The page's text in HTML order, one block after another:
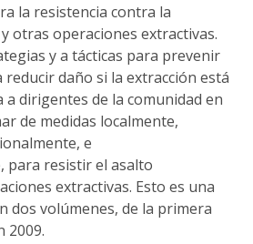
la resistencia contra la
otras operaciones extractivas.
y a tácticas para prevenir
reducir daño si la extracción está
a dirigentes de la comunidad en
de medidas localmente,
e
para resistir el asalto
extractivas. Esto es una
dos volúmenes, de la primera
2009.